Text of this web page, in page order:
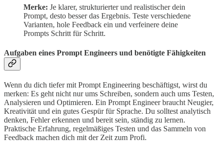
Merke: Je klarer, strukturierter und realistischer dein
Prompt, desto besser das Ergebnis. Teste verschiedene
Varianten, hole Feedback ein und verfeinere deine
Prompts Schritt für Schritt.
Aufgaben eines Prompt Engineers und benötigte Fähigkeiten
Wenn du dich tiefer mit Prompt Engineering beschäftigst, wirst du
merken: Es geht nicht nur ums Schreiben, sondern auch ums Testen,
Analysieren und Optimieren. Ein Prompt Engineer braucht Neugier,
Kreativität und ein gutes Gespür für Sprache. Du solltest analytisch
denken, Fehler erkennen und bereit sein, ständig zu lernen.
Praktische Erfahrung, regelmäßiges Testen und das Sammeln von
Feedback machen dich mit der Zeit zum Profi.